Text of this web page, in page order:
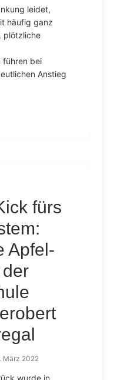
leidet,
häufig ganz
plötzliche
führen bei
Anstieg
fürs
Apfel-
März 2022
wurde in